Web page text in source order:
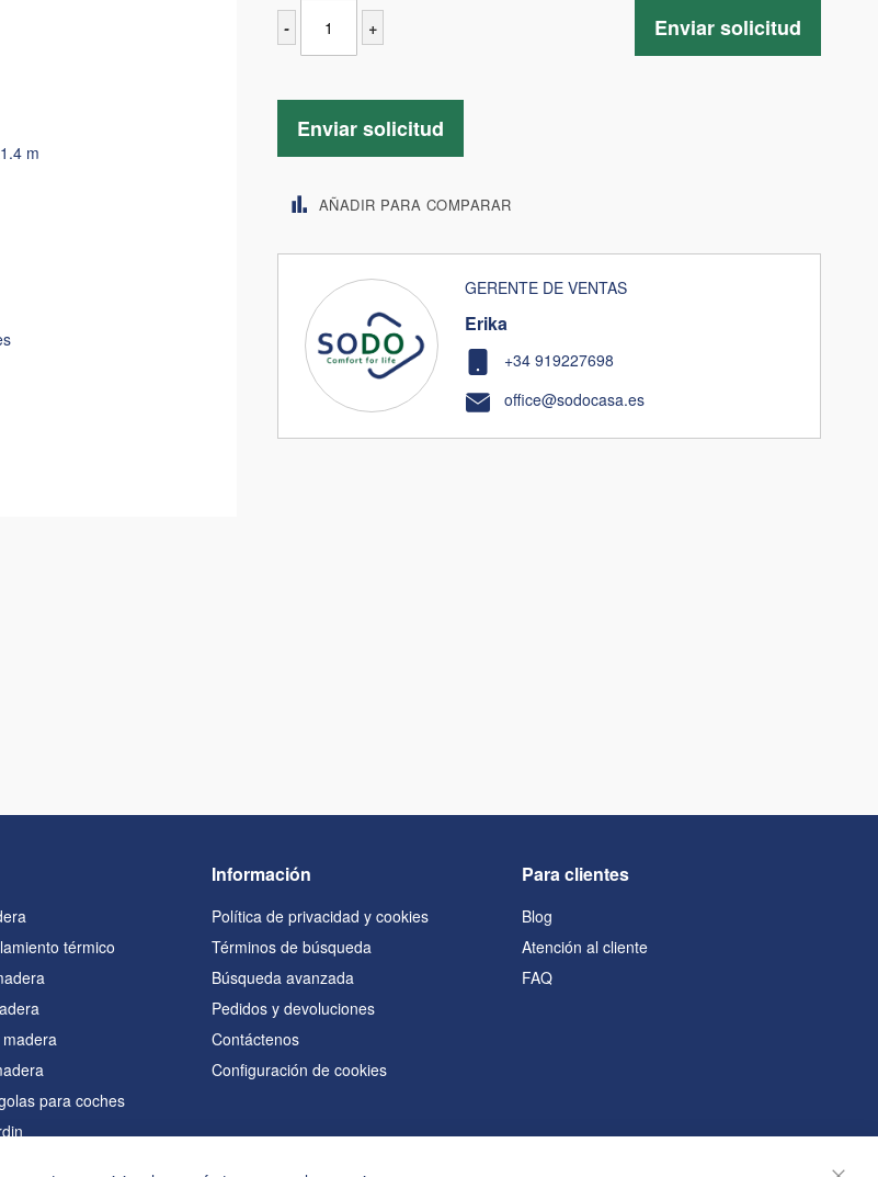
- + Enviar solicitud
Enviar solicitud
AÑADIR PARA COMPARAR
GERENTE DE VENTAS
Erika
+34 919227698
office@sodocasa.es
m
Para clientes
Blog
Atención al cliente
FAQ
Información
Política de privacidad y cookies
Términos de búsqueda
Búsqueda avanzada
Pedidos y devoluciones
Contáctenos
Configuración de cookies
térmico
para coches